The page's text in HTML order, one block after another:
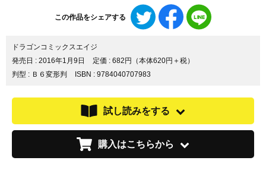
この作品をシェアする
Twitter
で
ア
Facebook
で
ア
で
ドラゴンコミックスエイジ
発売日 : 2016年1月9日
定価 : 682円（本体620円＋税）
判型 : Ｂ６変形判
ISBN : 9784040707983
試し読みをする
購入はこちらから